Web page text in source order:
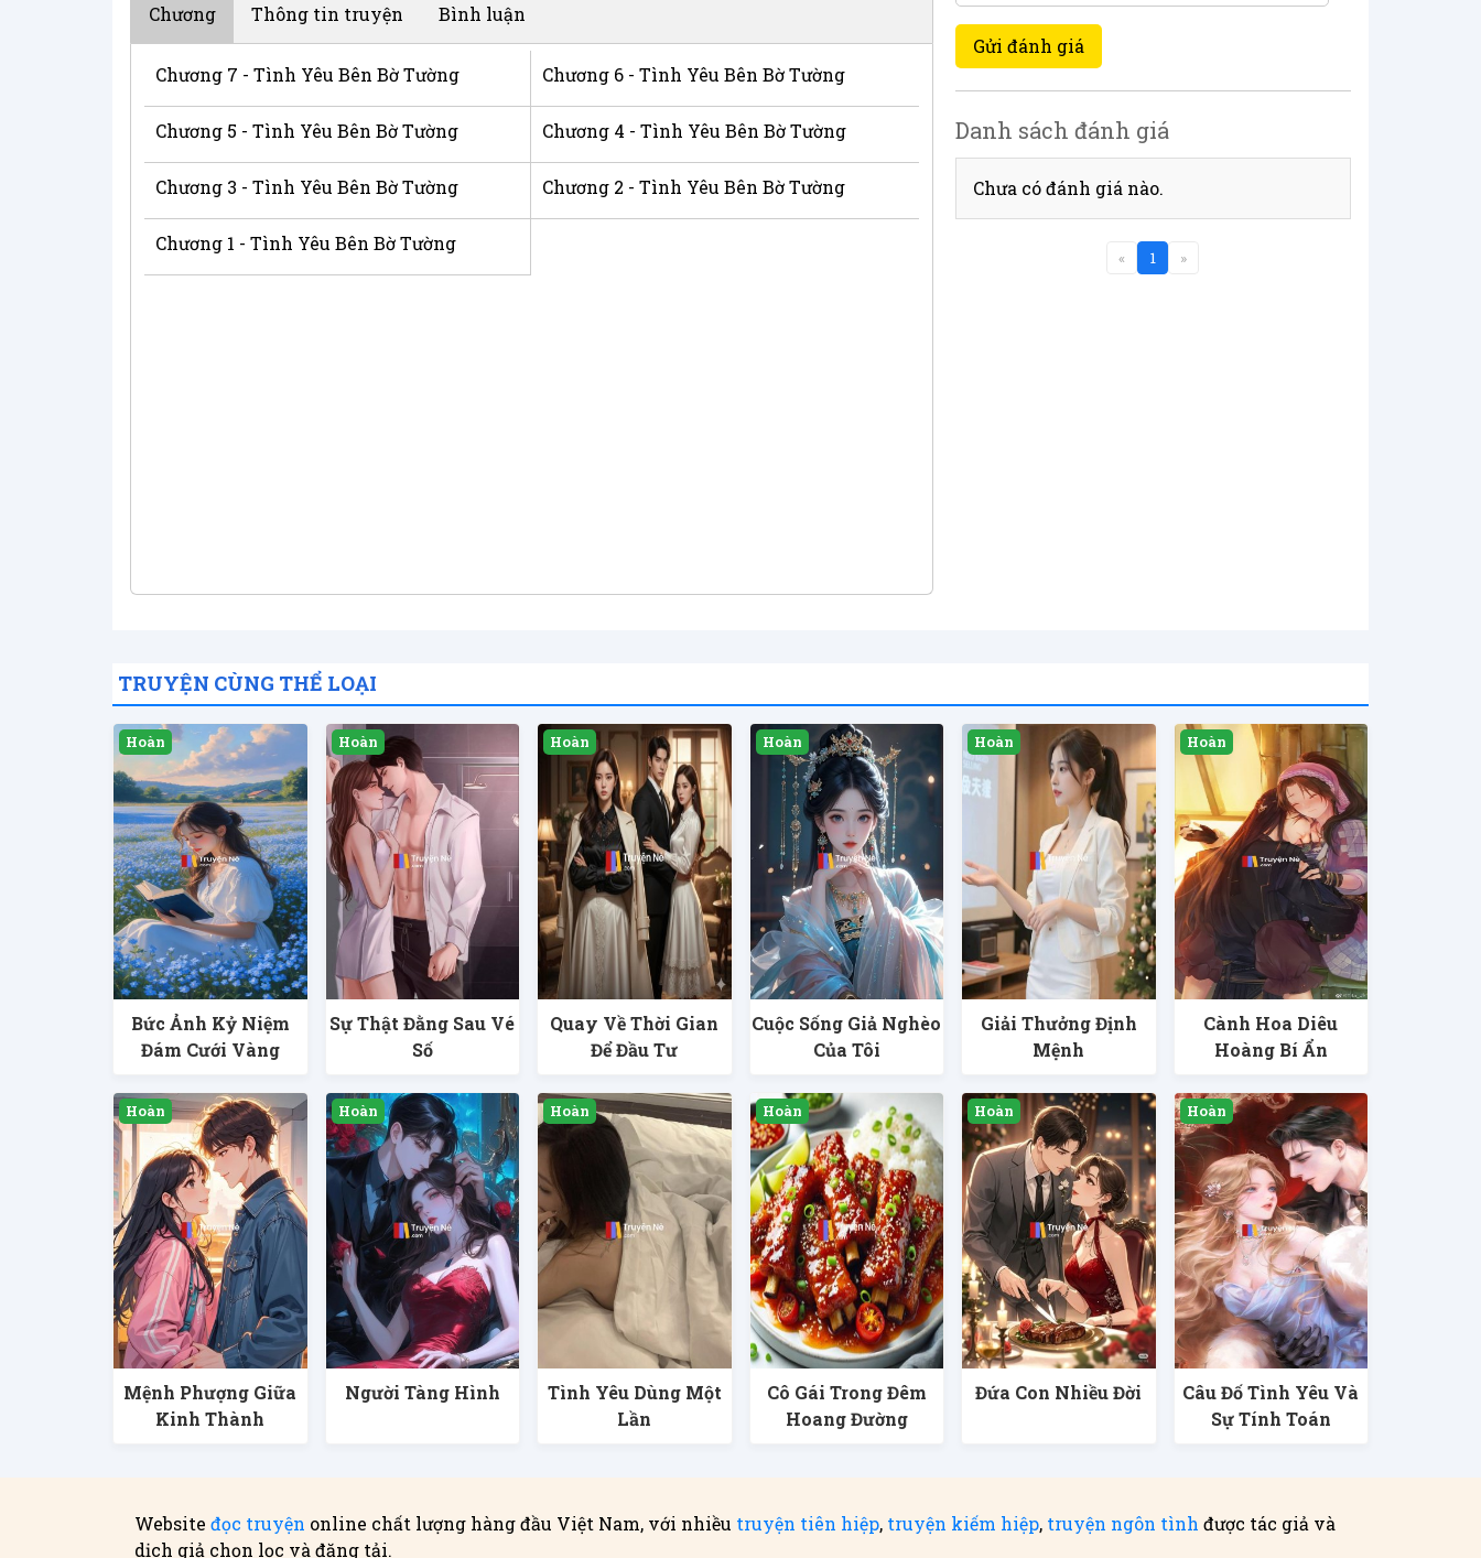
Chương Thông tin truyện Bình luận
Chương 7 - Tình Yêu Bên Bờ Tường Chương 6 - Tình Yêu Bên Bờ Tường
Chương 5 - Tình Yêu Bên Bờ Tường Chương 4 - Tình Yêu Bên Bờ Tường
Chương 3 - Tình Yêu Bên Bờ Tường Chương 2 - Tình Yêu Bên Bờ Tường
Chương 1 - Tình Yêu Bên Bờ Tường
Gửi đánh giá
Danh sách đánh giá
Chưa có đánh giá nào.
« 1 »
TRUYỆN CÙNG THỂ LOẠI
Bức Ảnh Kỷ Niệm
Đám Cưới Vàng
Sự Thật Đằng Sau Vé
Số
Quay Về Thời Gian
Để Đầu Tư
Cuộc Sống Giả Nghèo
Của Tôi
Giải Thưởng Định
Mệnh
Cành Hoa Diêu
Hoàng Bí Ẩn
Mệnh Phượng Giữa
Kinh Thành
Người Tàng Hình
Tình Yêu Dùng Một
Lần
Cô Gái Trong Đêm
Hoang Đường
Đứa Con Nhiều Đời
Câu Đố Tình Yêu Và
Sự Tính Toán
Website đọc truyện online chất lượng hàng đầu Việt Nam, với nhiều truyện tiên hiệp, truyện kiếm hiệp, truyện ngôn tình được tác giả và
dịch giả chọn lọc và đăng tải.